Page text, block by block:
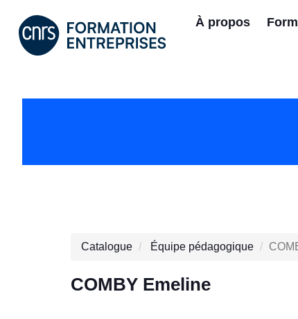
À propos
Catalogue Équipe pédagogique
COMBY Emeline